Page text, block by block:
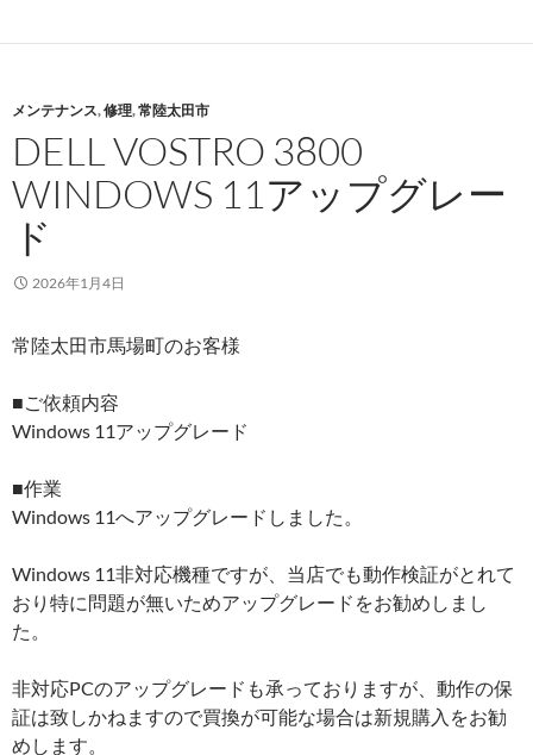
メンテナンス,修理,常陸太田市
DELL VOSTRO 3800
WINDOWS 11アップグレー
ド
2026年1月4日
常陸太田市馬場町のお客様
■ご依頼内容
Windows 11アップグレード
■作業
Windows 11へアップグレードしました。
Windows 11非対応機種ですが、当店でも動作検証がとれて
おり特に問題が無いためアップグレードをお勧めしまし
た。
非対応PCのアップグレードも承っておりますが、動作の保
証は致しかねますので買換が可能な場合は新規購入をお勧
めします。